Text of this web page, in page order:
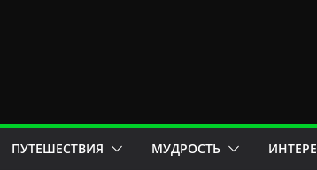
ПУТЕШЕСТВИЯ МУДРОСТЬ